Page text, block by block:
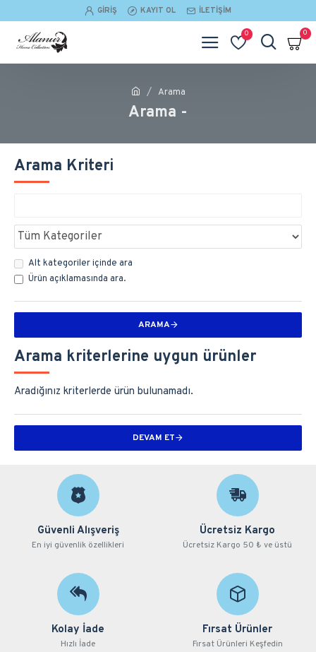
GIRIŞ KAYIT OL İLETIŞIM
0 0
Arama
Arama -
Arama Kriteri
Alt kategoriler içinde ara
Ürün açıklamasında ara.
ARAMA
Arama kriterlerine uygun ürünler
Aradığınız kriterlerde ürün bulunamadı.
DEVAM ET
Güvenli Alışveriş
En iyi güvenlik özellikleri
Ücretsiz Kargo
Ücretsiz Kargo 50 ₺ ve üstü
Kolay İade
Hızlı İade
Fırsat Ürünler
Fırsat Ürünleri Keşfedin